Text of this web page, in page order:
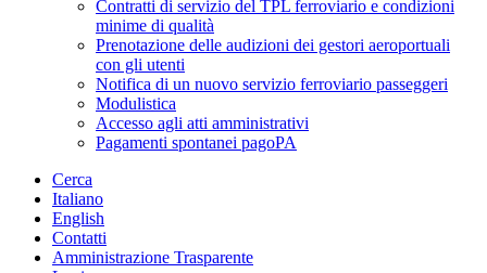
Contratti di servizio del TPL ferroviario e condizioni
minime di qualità
Prenotazione delle audizioni dei gestori aeroportuali
con gli utenti
Notifica di un nuovo servizio ferroviario passeggeri
Modulistica
Accesso agli atti amministrativi
Pagamenti spontanei pagoPA
Cerca
Italiano
English
Contatti
Amministrazione Trasparente